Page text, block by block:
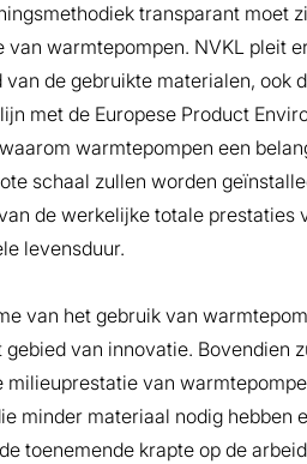
transparant moet
van warmtepompen. NVKL pleit
van de gebruikte materialen,
met de Europese Product
warmtepompen een
schaal zullen worden
de werkelijke totale
levensduur.
van het gebruik van
gebied van innovatie. Bovendien
milieuprestatie van
minder materiaal nodig hebben
toenemende krapte op de